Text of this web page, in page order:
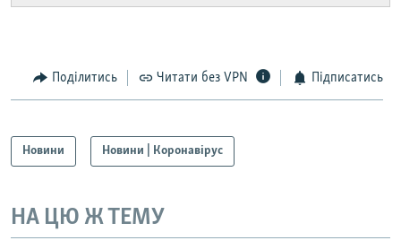
Поділитись Читати без VPN Підписатись
Новини Новини | Коронавірус
НА ЦЮ Ж ТЕМУ